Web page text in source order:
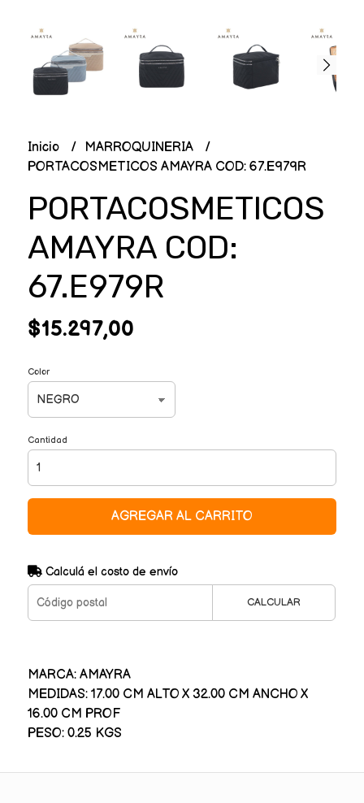
Inicio
MARROQUINERIA
PORTACOSMETICOS AMAYRA COD: 67.E979R
PORTACOSMETICOS
AMAYRA COD:
67.E979R
$15.297,00
Color
Cantidad
AGREGAR AL CARRITO
Calculá el costo de envío
CALCULAR
MARCA: AMAYRA
MEDIDAS: 17.00 CM ALTO X 32.00 CM ANCHO X
16.00 CM PROF
PESO: 0.25 KGS